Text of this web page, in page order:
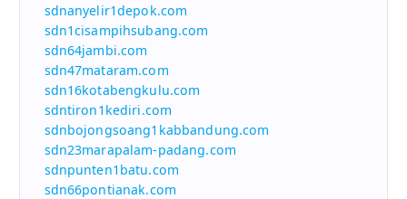
sdnanyelir1depok.com
sdn1cisampihsubang.com
sdn64jambi.com
sdn47mataram.com
sdn16kotabengkulu.com
sdntiron1kediri.com
sdnbojongsoang1kabbandung.com
sdn23marapalam-padang.com
sdnpunten1batu.com
sdn66pontianak.com